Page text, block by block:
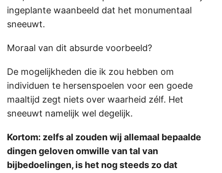
ingeplante waanbeeld dat het monumentaal
sneeuwt.
Moraal van dit absurde voorbeeld?
De mogelijkheden die ik zou hebben om
individuen te hersenspoelen voor een goede
maaltijd zegt niets over waarheid zélf. Het
sneeuwt namelijk wel degelijk.
Kortom: zelfs al zouden wij allemaal bepaalde
dingen geloven omwille van tal van
bijbedoelingen, is het nog steeds zo dat